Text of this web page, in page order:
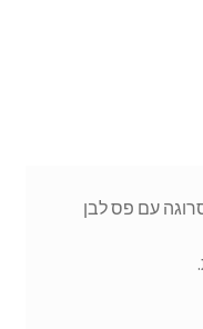
עם פס לבן